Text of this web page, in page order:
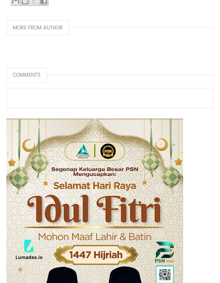
MORE FROM AUTHOR
COMMENTS